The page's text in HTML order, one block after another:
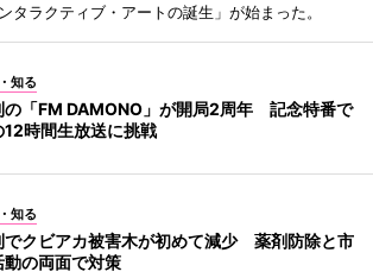
タラクティブ・アートの誕生」が始まった。
知る
の「FM DAMONO」が開局2周年 記念特番で
12時間生放送に挑戦
知る
でクビアカ被害木が初めて減少 薬剤防除と市
動の両面で対策